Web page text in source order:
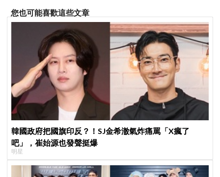
您也可能喜歡這些文章
韓國政府把國旗印反？！SJ金希澈氣炸痛罵「X瘋了
吧」，崔始源也發聲挺爆
明星